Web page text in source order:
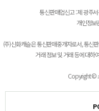
통신판매업신고 : 제 광주
개인정보
(주)신화캐슬은 통신판매중개자로서, 통신
거래 정보 및 거래 등에 대하
Copyright ©